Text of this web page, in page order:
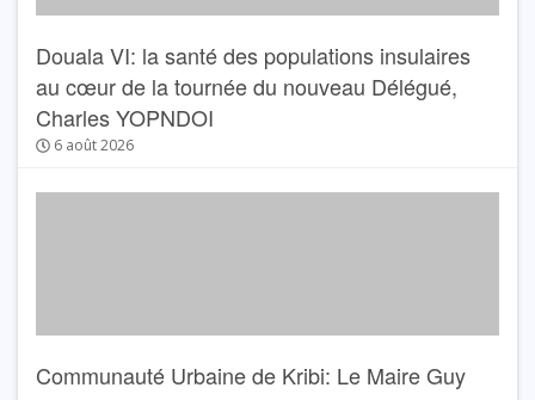
Douala VI: la santé des populations insulaires
au cœur de la tournée du nouveau Délégué,
Charles YOPNDOI
6 août 2026
Communauté Urbaine de Kribi: Le Maire Guy